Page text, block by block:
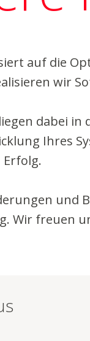
auf die
wir
dabei
Ihres
und
Wir freuen